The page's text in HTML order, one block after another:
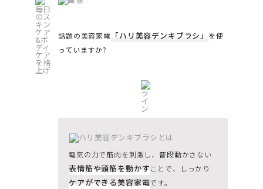
話題の美容家電 「ハリ美容デンキブラシ」 を使
っていますか?
電気の力で筋肉を刺激し、普段動かさない
表情筋や頭筋を動かすことで、しっかり
ケアができる美容家電です。